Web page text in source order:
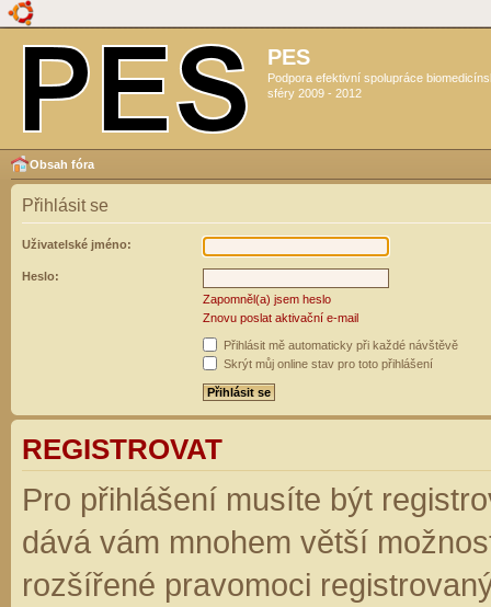
PES
Podpora efektivní spolupráce
sféry 2009 - 2012
Obsah fóra
Přihlásit se
Uživatelské jméno:
Heslo:
Zapomněl(a) jsem heslo
Znovu poslat aktivační e-mail
Přihlásit mě automaticky při každé návštěvě
Skrýt můj online stav pro toto přihlášení
REGISTROVAT
Pro přihlášení musíte být
dává vám mnohem větší
rozšířené pravomoci